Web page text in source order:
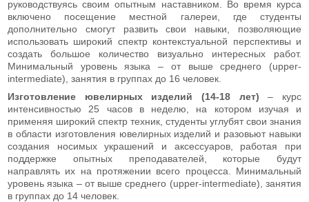
руководствуясь своим опытным наставником. Во время курса
включено посещение местной галереи, где студенты
дополнительно смогут развить свои навыки, позволяющие
использовать широкий спектр контекстуальной перспективы и
создать большое количество визуально интересных работ.
Минимальный уровень языка – от выше среднего (upper-
intermediate), занятия в группах до 16 человек.
Изготовление ювелирных изделий (14-18 лет) – курс
интенсивностью 25 часов в неделю, на котором изучая и
применяя широкий спектр техник, студенты углубят свои знания
в области изготовления ювелирных изделий и разовьют навыки
создания носимых украшений и аксессуаров, работая при
поддержке опытных преподавателей, которые будут
направлять их на протяжении всего процесса. Минимальный
уровень языка – от выше среднего (upper-intermediate), занятия
в группах до 14 человек.